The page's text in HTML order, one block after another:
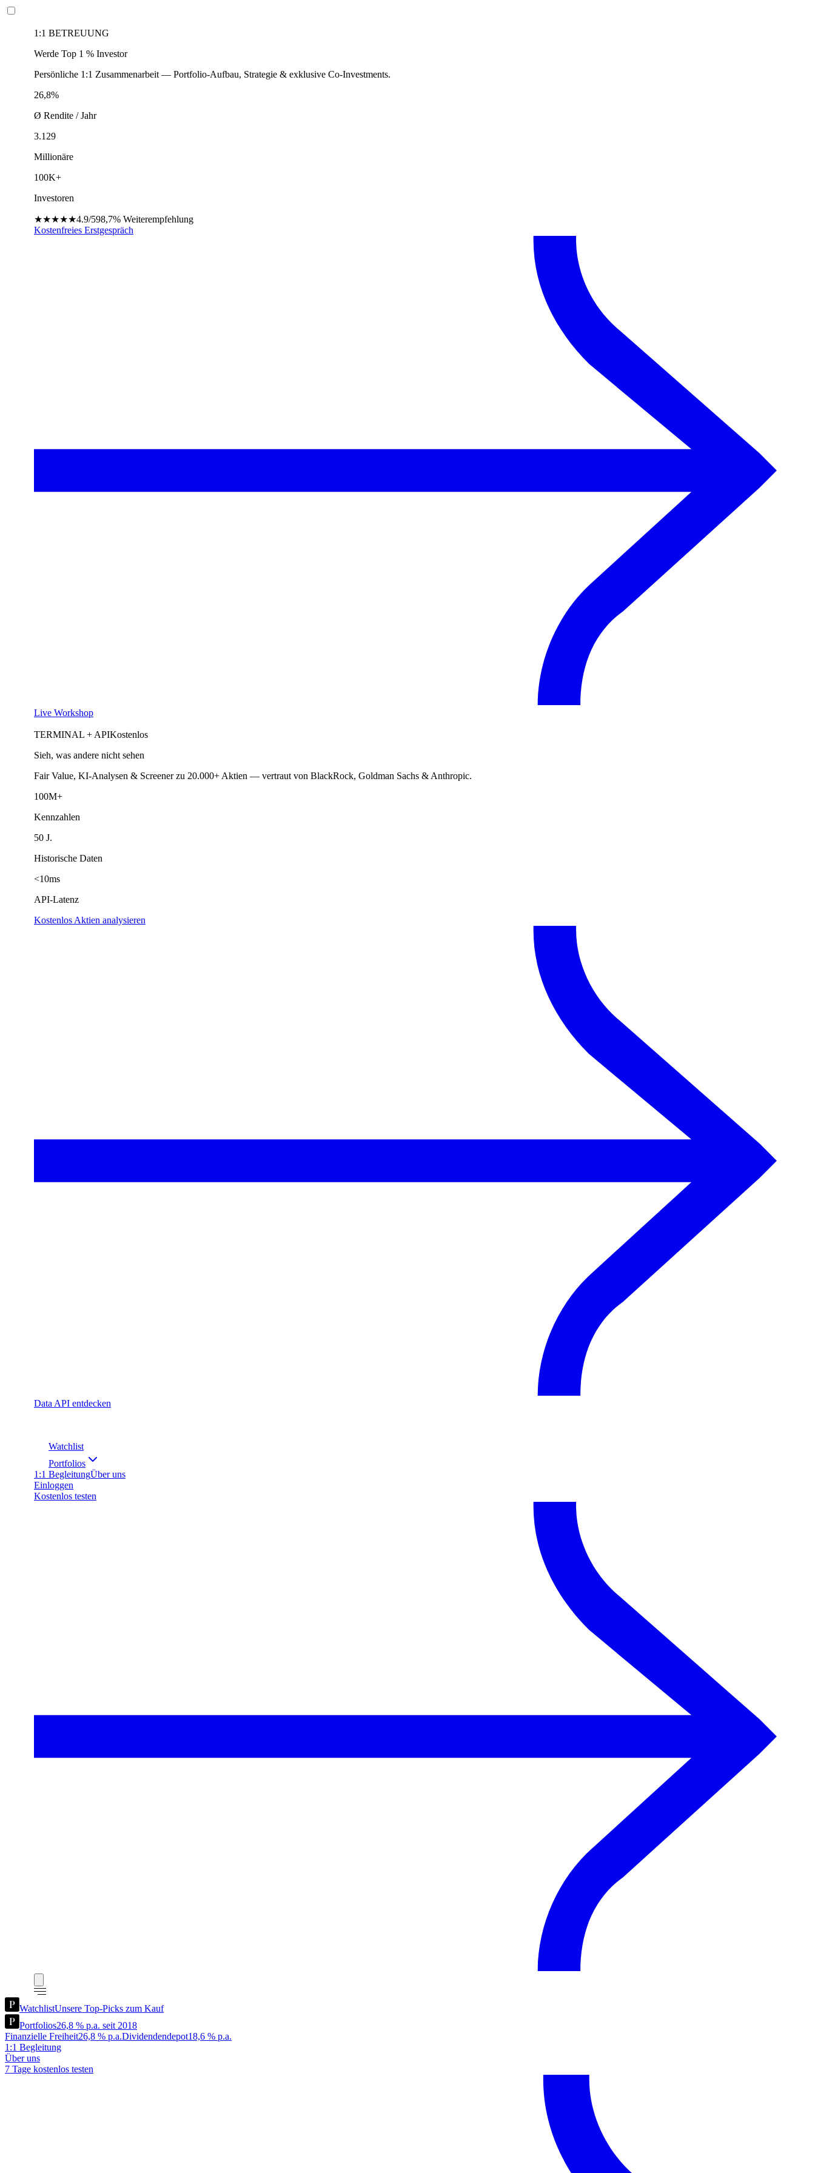
1:1 BETREUUNG
Werde Top 1 % Investor
Persönliche 1:1 Zusammenarbeit — Portfolio-Aufbau, Strategie & exklusive Co-Investments.
26,8%
Ø Rendite / Jahr
3.129
Millionäre
100K+
Investoren
★★★★★4.9/598,7% Weiterempfehlung
Kostenfreies Erstgespräch
Live Workshop
TERMINAL + APIKostenlos
Sieh, was andere nicht sehen
Fair Value, KI-Analysen & Screener zu 20.000+ Aktien — vertraut von BlackRock, Goldman Sachs & Anthropic.
100M+
Kennzahlen
50 J.
Historische Daten
<10ms
API-Latenz
Kostenlos Aktien analysieren
Data API entdecken
Watchlist
Portfolios
1:1 BegleitungÜber uns
Einloggen
Kostenlos testen
WatchlistUnsere Top-Picks zum Kauf
Portfolios26,8 % p.a. seit 2018
Finanzielle Freiheit26,8 % p.a.Dividendendepot18,6 % p.a.
1:1 Begleitung
Über uns
7 Tage kostenlos testen